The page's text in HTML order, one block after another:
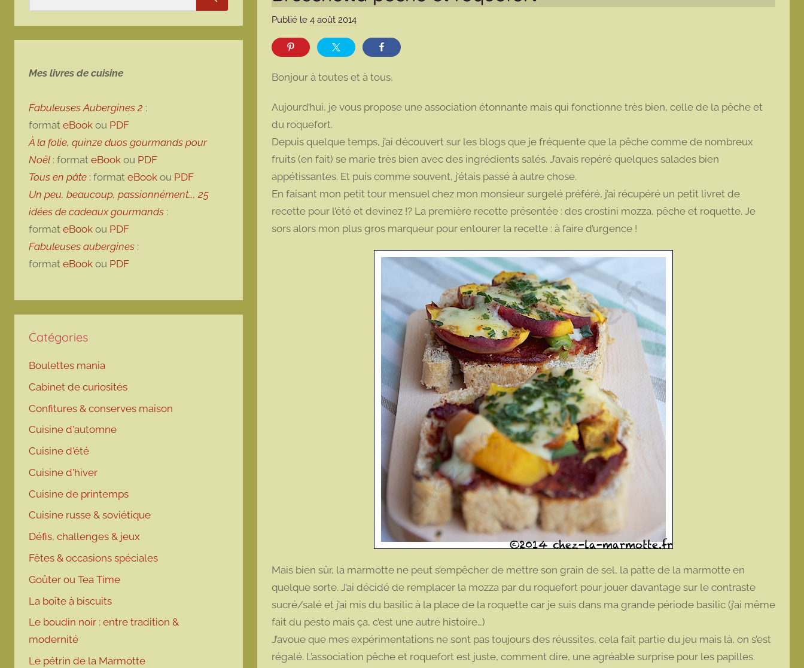
Publié le 4 août 2014p
a
m
t
t
e
Bonjour à toutes et à tous,
Aujourd’hui, je vous propose une association étonnante mais qui fonctionne très bien, celle de la pêche et
du roquefort.
Depuis quelque temps, j’ai découvert sur les blogs que je fréquente que la pêche comme de nombreux
fruits (en fait) se marie très bien avec des ingrédients salés. J’avais repéré quelques salades bien
appétissantes. Et puis comme souvent, j’étais passé à autre chose.
En faisant mon petit tour mensuel chez mon monsieur surgelé préféré, j’ai récupéré un petit livret de
recette pour l’été et devinez !? La première recette présentée : des crostini mozza, pêche et roquette. Je
sors alors mon plus gros marqueur pour entourer la recette : à faire d’urgence !
Mais bien sûr, la marmotte ne peut s’empêcher de mettre son grain de sel, la patte de la marmotte en
quelque sorte. J’ai décidé de remplacer la mozza par du roquefort pour jouer davantage sur le contraste
sucré/salé et j’ai mis du basilic à la place de la roquette car je suis dans ma grande période basilic (j’ai même
fait du pesto mais ça, c’est une autre histoire…)
J’avoue que mes expérimentations ne sont pas toujours des réussites, cela fait partie du jeu mais là, on s’est
régalé. L’association pêche et roquefort est juste, comment dire, une agréable surprise pour les papilles.
Rechercher
Mes livres de cuisine
Fabuleuses Aubergines 2 :
format eBook ou PDF
À la folie, quinze duos gourmands pour
Noël : format eBook ou PDF
Tous en pâte : format eBook ou PDF
Un peu, beaucoup, passionnément…, 25
idées de cadeaux gourmands :
format eBook ou PDF
Fabuleuses aubergines :
format eBook ou PDF
Catégories
Boulettes mania
Cabinet de curiosités
Confitures & conserves maison
Cuisine d'automne
Cuisine d'été
Cuisine d'hiver
Cuisine de printemps
Cuisine russe & soviétique
Défis, challenges & jeux
Fêtes & occasions spéciales
Goûter ou Tea Time
La boîte à biscuits
Le boudin noir : entre tradition &
modernité
Le pétrin de la Marmotte